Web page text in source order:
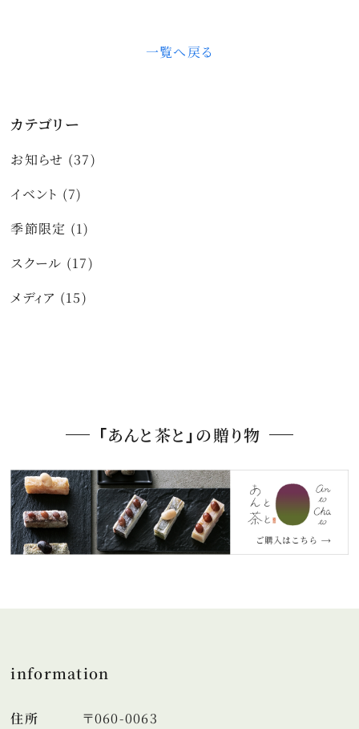
一覧へ戻る
カテゴリー
お知らせ (37)
イベント (7)
季節限定 (1)
スクール (17)
メディア (15)
「あんと茶と」の贈り物
information
住所
〒060-0063